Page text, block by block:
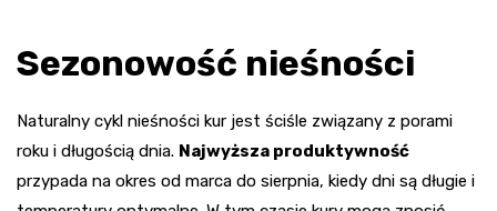
Sezonowość nieśności
Naturalny cykl nieśności kur jest ściśle związany z porami
roku i długością dnia. Najwyższa produktywność
przypada na okres od marca do sierpnia, kiedy dni są długie i